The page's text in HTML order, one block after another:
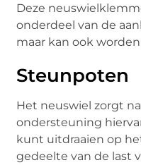
Deze
onderdeel van de
maar kan ook
Steunpoten
Het neuswiel zorgt
ondersteuning
kunt uitdraaien op
gedeelte van de last